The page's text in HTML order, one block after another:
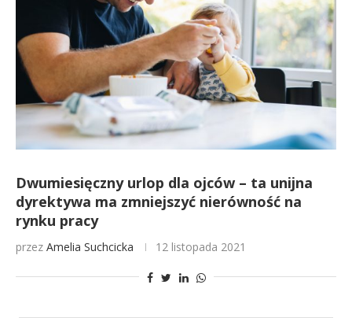
Dwumiesięczny urlop dla ojców – ta unijna
dyrektywa ma zmniejszyć nierówność na
rynku pracy
przez Amelia Suchcicka 12 listopada 2021